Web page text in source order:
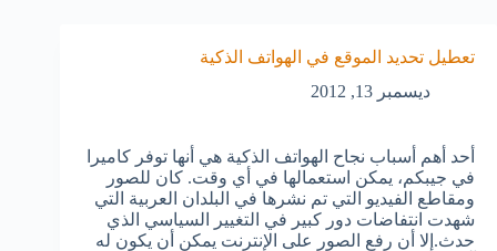
تعطيل تحديد الموقع في الهواتف الذكية
ديسمبر 13, 2012
أحد أهم أسباب نجاح الهواتف الذكية هي أنها توفر كاميرا
في جيبكم، يمكن استعمالها في أي وقت. كان للصور
ومقاطع الفيديو التي تم نشرها في البلدان العربية التي
شهدت انتفاضات دور كبير في التغيير السياسي الذي
حدث.إلا أن رفع الصور على الإنترنت يمكن أن يكون له